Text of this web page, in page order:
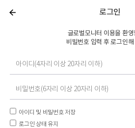
로그인
글로벌모니터 이용을 환영
비빌번호 입력 후 로그인해
아이디 및 비밀번호 저장
로그인 상태 유지